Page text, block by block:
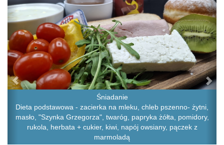
Śniadanie
Dieta podstawowa - zacierka na mleku, chleb pszenno- żytni,
masło, "Szynka Grzegorza", twaróg, papryka żółta, pomidory,
rukola, herbata + cukier, kiwi, napój owsiany, pączek z
marmoladą